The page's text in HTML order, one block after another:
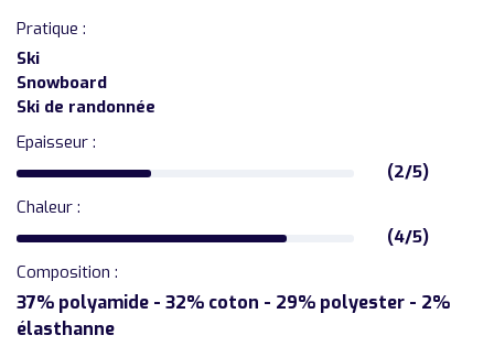
Pratique :
Ski
Snowboard
Ski de randonnée
Epaisseur :
(2/5)
Chaleur :
(4/5)
Composition :
37% polyamide - 32% coton - 29% polyester - 2%
élasthanne